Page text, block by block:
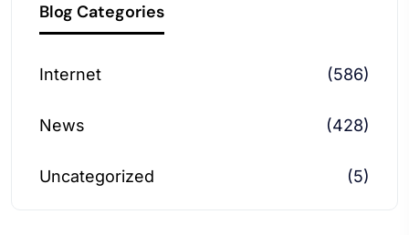
Blog Categories
Internet (586)
News (428)
Uncategorized (5)